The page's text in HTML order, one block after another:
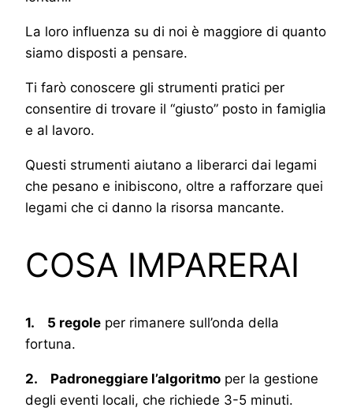
La loro influenza su di noi è maggiore di quanto
siamo disposti a pensare.
Ti farò conoscere gli strumenti pratici per
consentire di trovare il “giusto” posto in famiglia
e al lavoro.
Questi strumenti aiutano a liberarci dai legami
che pesano e inibiscono, oltre a rafforzare quei
legami che ci danno la risorsa mancante.
COSA IMPARERAI
1. 5 regole per rimanere sull’onda della
fortuna.
2. Padroneggiare l’algoritmo per la gestione
degli eventi locali, che richiede 3-5 minuti.